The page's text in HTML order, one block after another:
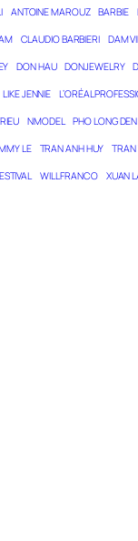
ANTOINE MAROUZ BARBIE
CLAUDIO BARBIERI DAM
DON HAU DONJEWELRY
LIKE JENNIE L’ORÉAL
NMODEL PHO LONG DEN
LE TRAN ANH HUY TRAN
WILL FRANCO XUAN